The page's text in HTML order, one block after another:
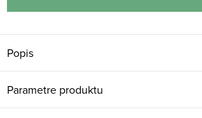
Popis
Parametre produktu